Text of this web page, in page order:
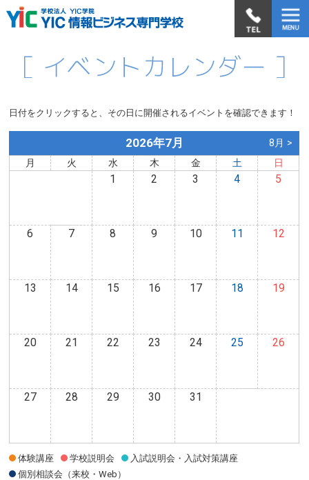
日付をクリックすると、その日に開催されるイベントを確認できます！
2026年7月
月 火 水 木 金 土 日
8月 >
1 2 3 4 5
6 7 8 9 10 11 12
13 14 15 16 17 18 19
20 21 22 23 24 25 26
27 28 29 30 31
体験講座 学校説明会
入試説明会・入試対策講座
個別相談会（来校・Web）